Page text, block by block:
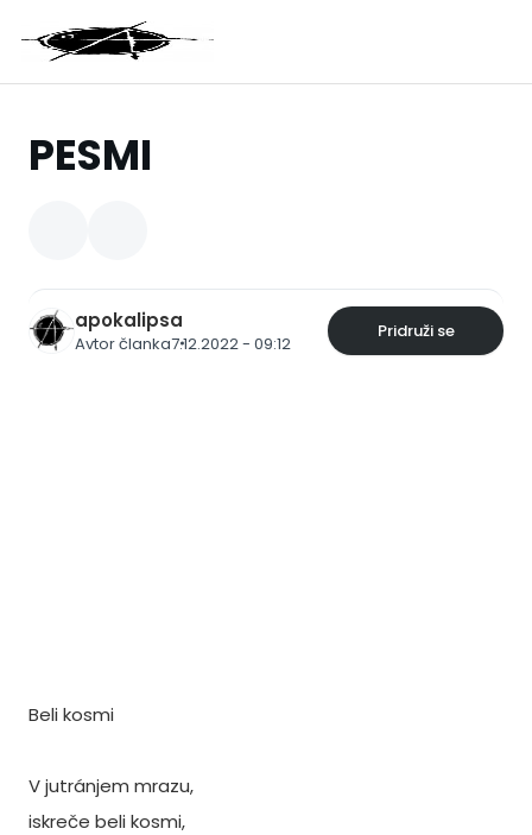
PESMI
apokalipsa
Avtor članka7.12.2022 - 09:12
Pridruži se
Beli kosmi
V jutránjem mrazu,
iskreče beli kosmi,